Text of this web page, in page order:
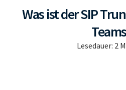
Was ist der SIP
Lesedauer: 2